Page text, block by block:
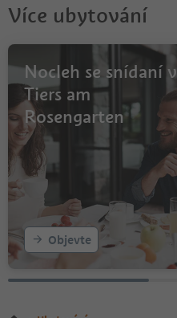
Více ubytování
Nocleh se snídaní v
Tiers am
Rosengarten
Objevte